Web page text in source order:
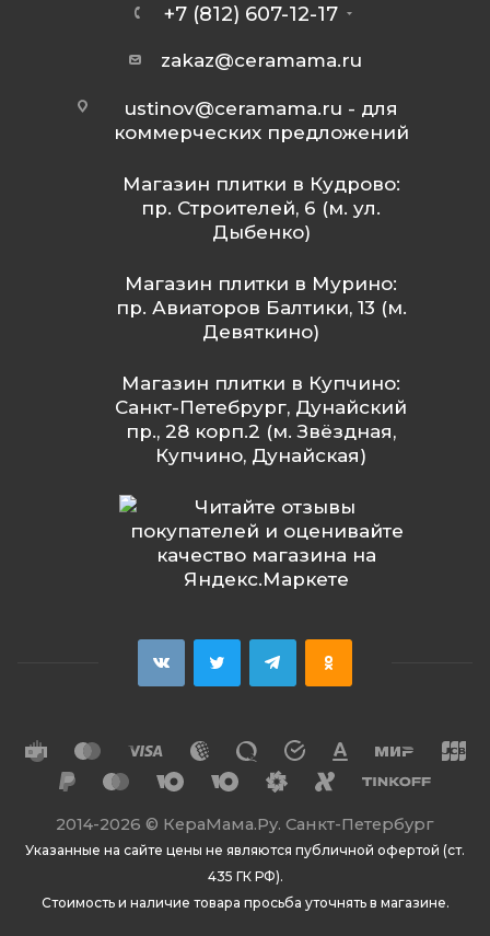
+7 (812) 607-12-17
zakaz@ceramama.ru
ustinov@ceramama.ru - для
коммерческих предложений
Магазин плитки в Кудрово:
пр. Строителей, 6 (м. ул.
Дыбенко)
Магазин плитки в Мурино:
пр. Авиаторов Балтики, 13 (м.
Девяткино)
Магазин плитки в Купчино:
Санкт-Петебрург, Дунайский
пр., 28 корп.2 (м. Звёздная,
Купчино, Дунайская)
2014-2026 © КераМама.Ру. Санкт-Петербург
Указанные на сайте цены не являются публичной офертой (ст.
435 ГК РФ).
Стоимость и наличие товара просьба уточнять в магазине.